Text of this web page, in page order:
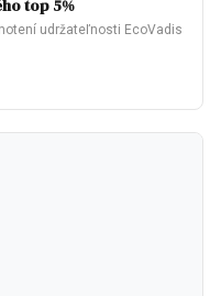
top 5%
udržateľnosti EcoVadis